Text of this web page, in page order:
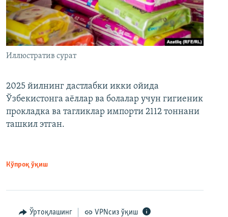
Иллюстратив сурат
2025 йилнинг дастлабки икки ойида
Ўзбекистонга аёллар ва болалар учун гигиеник
прокладка ва тагликлар импорти 2112 тоннани
ташкил этган.
Кўпроқ ўқиш
Ўртоқлашинг VPNсиз ўқиш